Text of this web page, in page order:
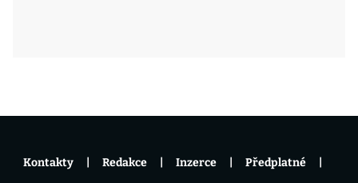
Kontakty Redakce Inzerce Předplatné